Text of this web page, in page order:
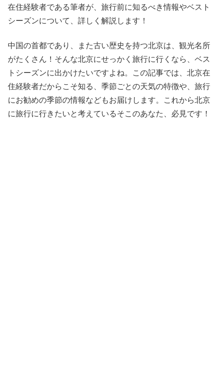
在住経験者である筆者が、旅行前に知るべき情報やベスト
シーズンについて、詳しく解説します！
中国の首都であり、また古い歴史を持つ北京は、観光名所
がたくさん！そんな北京にせっかく旅行に行くなら、ベス
トシーズンに出かけたいですよね。この記事では、北京在
住経験者だからこそ知る、季節ごとの天気の特徴や、旅行
にお勧めの季節の情報などもお届けします。これから北京
に旅行に行きたいと考えているそこのあなた、必見です！